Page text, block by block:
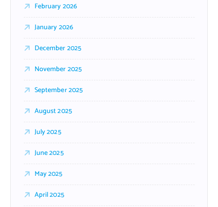
February 2026
January 2026
December 2025
November 2025
September 2025
August 2025
July 2025
June 2025
May 2025
April 2025